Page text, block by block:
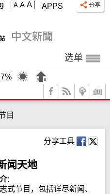
APPS
A A A
选单
目
分享工具
闻天地
:
式节目，包括详尽新闻、